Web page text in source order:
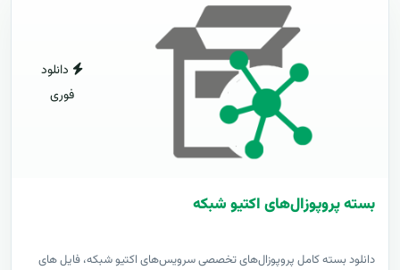
دانلود
فوری
بسته پروپوزال‌های اکتیو شبکه
دانلود بسته کامل پروپوزال‌های تخصصی سرویس‌های اکتیو شبکه، فایل های